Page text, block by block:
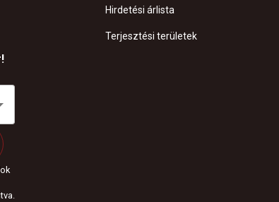
Hirdetési árlista
Terjesztési területek